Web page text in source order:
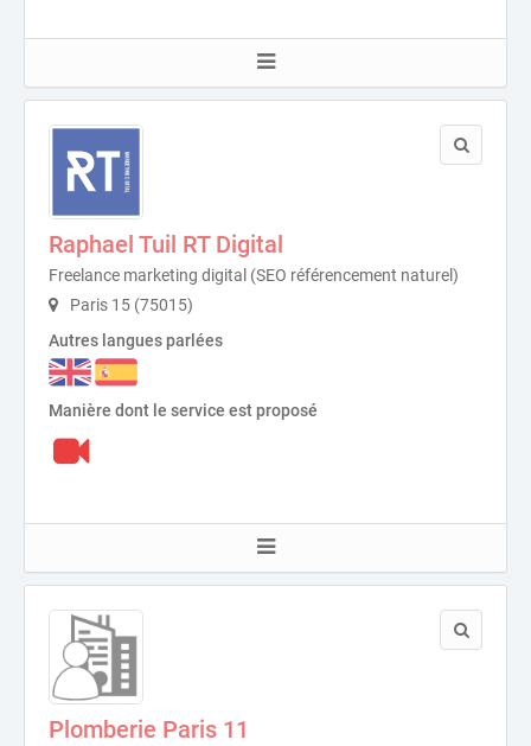
Raphael Tuil RT Digital
Freelance marketing digital (SEO référencement naturel)
Paris 15 (75015)
Autres langues parlées
Manière dont le service est proposé
Plomberie Paris 11